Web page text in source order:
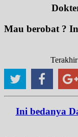
Mau berobat ?
Ini bedanya